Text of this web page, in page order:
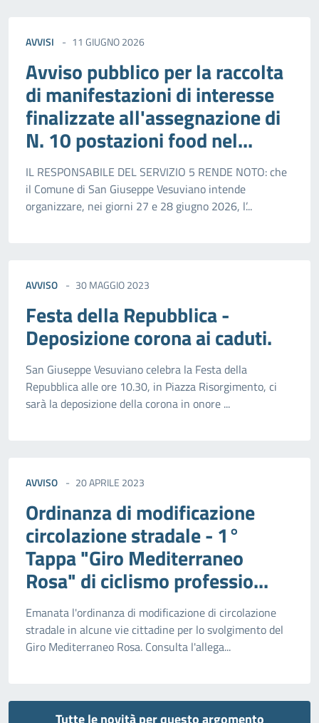
AVVISI 11 GIUGNO 2026
Avviso pubblico per la raccolta
di manifestazioni di interesse
finalizzate all'assegnazione di
N. 10 postazioni food nel...
IL RESPONSABILE DEL SERVIZIO 5 RENDE NOTO: che
il Comune di San Giuseppe Vesuviano intende
organizzare, nei giorni 27 e 28 giugno 2026, l’...
AVVISO 30 MAGGIO 2023
Festa della Repubblica -
Deposizione corona ai caduti.
San Giuseppe Vesuviano celebra la Festa della
Repubblica alle ore 10.30, in Piazza Risorgimento, ci
sarà la deposizione della corona in onore ...
AVVISO 20 APRILE 2023
Ordinanza di modificazione
circolazione stradale - 1°
Tappa "Giro Mediterraneo
Rosa" di ciclismo professio...
Emanata l'ordinanza di modificazione di circolazione
stradale in alcune vie cittadine per lo svolgimento del
Giro Mediterraneo Rosa. Consulta l'allega...
Tutte le novità per questo argomento